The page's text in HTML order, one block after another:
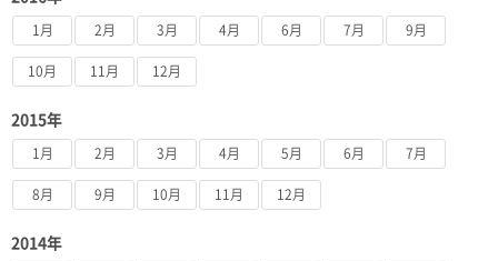
1月 2月 3月 4月 6月 7月 9月
10月 11月 12月
2015年
1月 2月 3月 4月 5月 6月 7月
8月 9月 10月 11月 12月
2014年